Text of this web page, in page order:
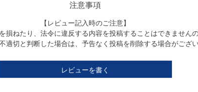
注意事項
【レビュー記入時のご注意】
損ねたり、法令に違反する内容を投稿することはできません
適切と判断した場合は、予告なく投稿を削除する場合がござい
レビューを書く